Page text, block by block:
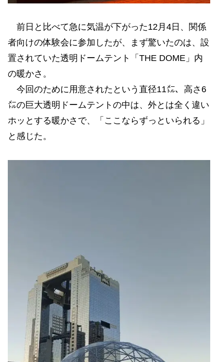
前日と比べて急に気温が下がった12月4日、関係
者向けの体験会に参加したが、まず驚いたのは、設
置されていた透明ドームテント「THE DOME」内
の暖かさ。
今回のために用意されたという直径11㍍、高さ6
㍍の巨大透明ドームテントの中は、外とは全く違い
ホッとする暖かさで、「ここならずっといられる」
と感じた。